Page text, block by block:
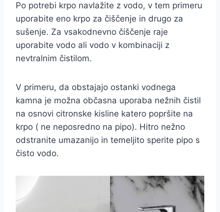
Po potrebi krpo navlažite z vodo, v tem primeru
uporabite eno krpo za čiščenje in drugo za
sušenje. Za vsakodnevno čiščenje raje
uporabite vodo ali vodo v kombinaciji z
nevtralnim čistilom.
V primeru, da obstajajo ostanki vodnega
kamna je možna občasna uporaba nežnih čistil
na osnovi citronske kisline katero popršite na
krpo ( ne neposredno na pipo). Hitro nežno
odstranite umazanijo in temeljito sperite pipo s
čisto vodo.